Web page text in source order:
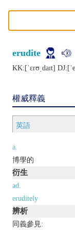
erudite
KK:[ˈɛrʊˌdaɪt]
權威釋義
英語
a.
博學的
衍生
ad.
eruditely
辨析
同義參見: